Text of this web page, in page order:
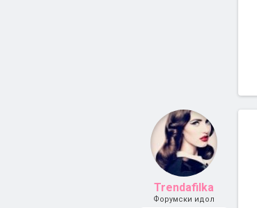
Trendafilka
Форумски идол